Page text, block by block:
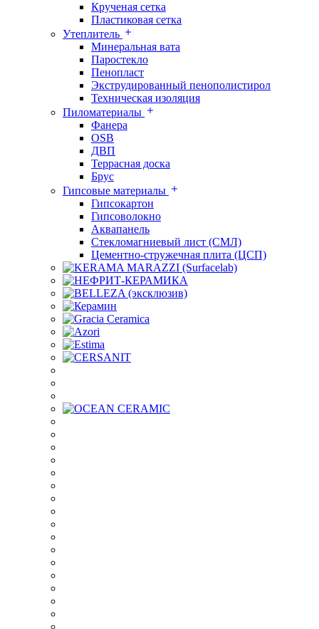
Крученая сетка
Пластиковая сетка
Утеплитель
Минеральная вата
Паростекло
Пенопласт
Экструдированный пенополистирол
Техническая изоляция
Пиломатериалы
Фанера
OSB
ДВП
Террасная доска
Брус
Гипсовые материалы
Гипсокартон
Гипсоволокно
Аквапанель
Стекломагниевый лист (СМЛ)
Цементно-стружечная плита (ЦСП)